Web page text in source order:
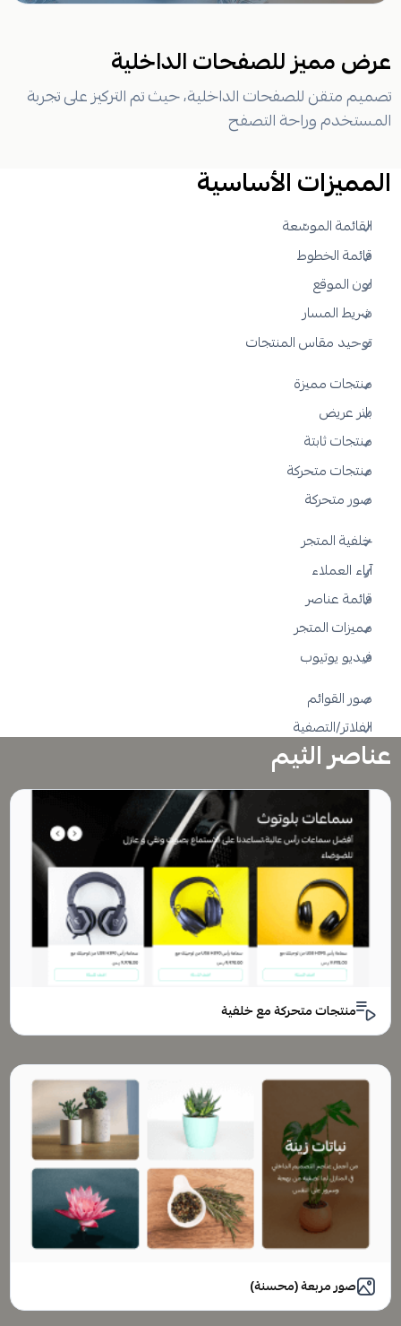
عرض مميز للصفحات الداخلية
تصميم متقن للصفحات الداخلية، حيث تم التركيز على تجربة
المستخدم وراحة التصفح
المميزات الأساسية
القائمة الموسّعة
قائمة الخطوط
لون الموقع
شريط المسار
توحيد مقاس المنتجات
منتجات مميزة
بانر عريض
منتجات ثابتة
منتجات متحركة
صور متحركة
خلفية المتجر
آراء العملاء
قائمة عناصر
مميزات المتجر
فيديو يوتيوب
صور القوائم
الفلاتر/التصفية
عناصر الثيم
منتجات متحركة مع خلفية
صور مربعة (محسنة)